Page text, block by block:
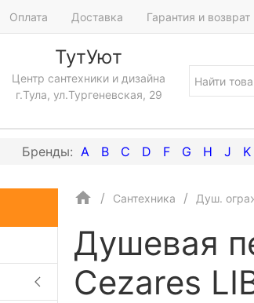
Оплата Доставка Гарантия и возврат
ТутУют
Центр сантехники и дизайна
г.Тула, ул.Тургеневская, 29
A B C D F G H J K
Сантехника Душ.
Душевая
Cezares